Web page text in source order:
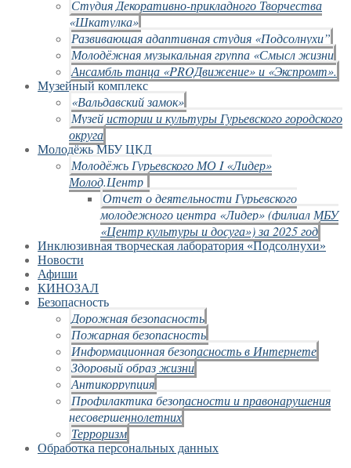
Студия Декоративно-прикладного Творчества
«Шкатулка»
Развивающая адаптивная студия «Подсолнухи”
Молодёжная музыкальная группа «Смысл жизни
Ансамбль танца «PROДвижение» и «Экспромт».
Музейный комплекс
«Вальдавский замок»
Музей истории и культуры Гурьевского городского
округа
Молодёжь МБУ ЦКД
Молодёжь Гурьевского МО I «Лидер»
Молод.Центр
Отчет о деятельности Гурьевского
молодежного центра «Лидер» (филиал МБУ
«Центр культуры и досуга») за 2025 год
Инклюзивная творческая лаборатория «Подсолнухи»
Новости
Афиши
КИНОЗАЛ
Безопасность
Дорожная безопасность
Пожарная безопасность
Информационная безопасность в Интернете
Здоровый образ жизни
Антикоррупция
Профилактика безопасности и правонарушения
несовершеннолетних
Терроризм
Обработка персональных данных